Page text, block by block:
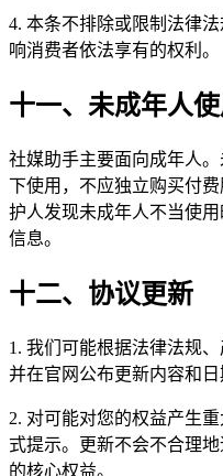
4. 本条不排除或限制法律
响消费者依法享有的权利。
十一、未成年人使
社媒助手主要面向成年人
下使用，不应独立购买付
护人发现未成年人不当使
信息。
十二、协议更新
1. 我们可能根据法律法规
并在官网公布更新内容和日
2. 对可能对您的权益产生
式提示。更新不会不合理
的核心权益。